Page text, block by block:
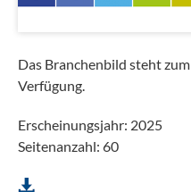
Das Branchenbild steht zum
Verfügung.
Erscheinungsjahr: 2025
Seitenanzahl: 60